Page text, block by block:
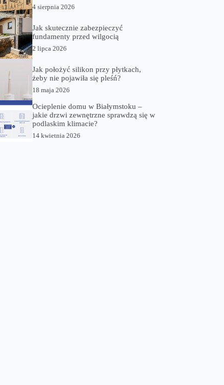
4 sierpnia 2026
Jak skutecznie zabezpieczyć
fundamenty przed wilgocią
2 lipca 2026
Jak położyć silikon przy płytkach,
żeby nie pojawiła się pleśń?
18 maja 2026
Ocieplenie domu w Białymstoku –
jakie drzwi zewnętrzne sprawdzą się w
podlaskim klimacie?
14 kwietnia 2026